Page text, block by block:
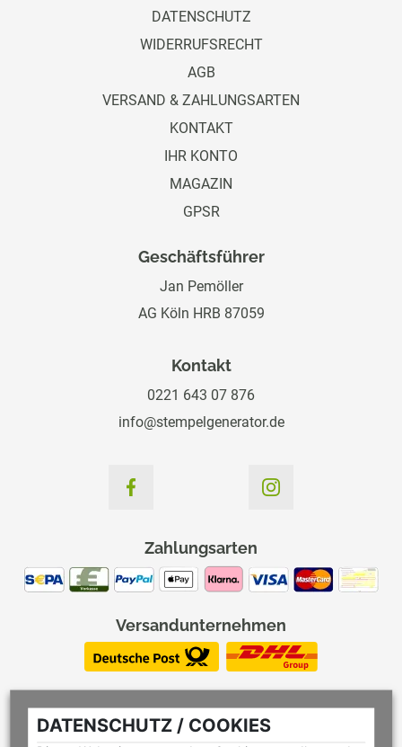
DATENSCHUTZ / COOKIES
DATENSCHUTZ
WIDERRUFSRECHT
AGB
VERSAND & ZAHLUNGSARTEN
KONTAKT
IHR KONTO
MAGAZIN
GPSR
Geschäftsführer
Jan Pemöller
AG Köln HRB 87059
Kontakt
0221 643 07 876
info@stempelgenerator.de
Zahlungsarten
Versandunternehmen